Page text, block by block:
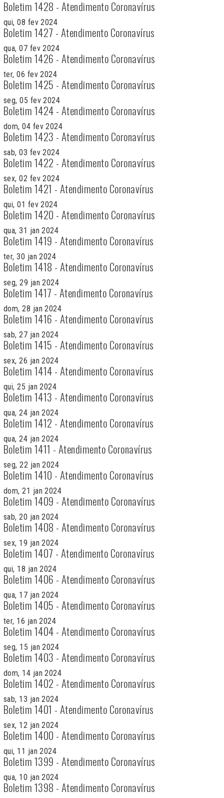
Boletim 1428 - Atendimento Coronavírus
qui, 08 fev 2024
Boletim 1427 - Atendimento Coronavírus
qua, 07 fev 2024
Boletim 1426 - Atendimento Coronavírus
ter, 06 fev 2024
Boletim 1425 - Atendimento Coronavírus
seg, 05 fev 2024
Boletim 1424 - Atendimento Coronavírus
dom, 04 fev 2024
Boletim 1423 - Atendimento Coronavírus
sab, 03 fev 2024
Boletim 1422 - Atendimento Coronavírus
sex, 02 fev 2024
Boletim 1421 - Atendimento Coronavírus
qui, 01 fev 2024
Boletim 1420 - Atendimento Coronavírus
qua, 31 jan 2024
Boletim 1419 - Atendimento Coronavírus
ter, 30 jan 2024
Boletim 1418 - Atendimento Coronavírus
seg, 29 jan 2024
Boletim 1417 - Atendimento Coronavírus
dom, 28 jan 2024
Boletim 1416 - Atendimento Coronavírus
sab, 27 jan 2024
Boletim 1415 - Atendimento Coronavírus
sex, 26 jan 2024
Boletim 1414 - Atendimento Coronavírus
qui, 25 jan 2024
Boletim 1413 - Atendimento Coronavírus
qua, 24 jan 2024
Boletim 1412 - Atendimento Coronavírus
qua, 24 jan 2024
Boletim 1411 - Atendimento Coronavírus
seg, 22 jan 2024
Boletim 1410 - Atendimento Coronavírus
dom, 21 jan 2024
Boletim 1409 - Atendimento Coronavírus
sab, 20 jan 2024
Boletim 1408 - Atendimento Coronavírus
sex, 19 jan 2024
Boletim 1407 - Atendimento Coronavírus
qui, 18 jan 2024
Boletim 1406 - Atendimento Coronavírus
qua, 17 jan 2024
Boletim 1405 - Atendimento Coronavírus
ter, 16 jan 2024
Boletim 1404 - Atendimento Coronavírus
seg, 15 jan 2024
Boletim 1403 - Atendimento Coronavírus
dom, 14 jan 2024
Boletim 1402 - Atendimento Coronavírus
sab, 13 jan 2024
Boletim 1401 - Atendimento Coronavírus
sex, 12 jan 2024
Boletim 1400 - Atendimento Coronavírus
qui, 11 jan 2024
Boletim 1399 - Atendimento Coronavírus
qua, 10 jan 2024
Boletim 1398 - Atendimento Coronavírus